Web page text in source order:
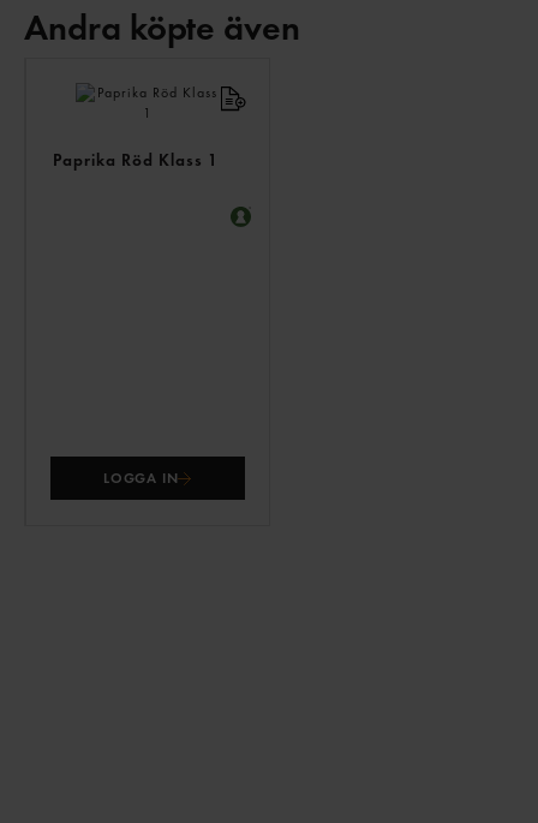
Andra köpte även
Paprika Röd Klass 1
LOGGA IN